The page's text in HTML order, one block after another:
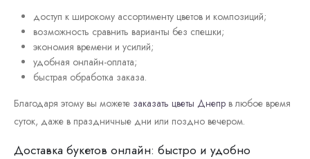
доступ к широкому ассортименту цветов и композиций;
возможность сравнить варианты без спешки;
экономия времени и усилий;
удобная онлайн-оплата;
быстрая обработка заказа.
Благодаря этому вы можете заказать цветы Днепр в любое время
суток, даже в праздничные дни или поздно вечером.
Доставка букетов онлайн: быстро и удобно